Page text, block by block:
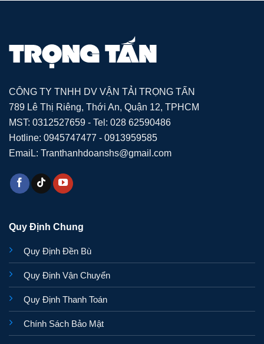
CÔNG TY TNHH DV VẬN TẢI TRỌNG TẤN
789 Lê Thị Riêng, Thới An, Quận 12, TPHCM
MST: 0312527659 - Tel: 028 62590486
Hotline: 0945747477 - 0913959585
EmaiL: Tranthanhdoanshs@gmail.com
Quy Định Chung
Quy Định Đền Bù
Quy Định Vận Chuyển
Quy Định Thanh Toán
Chính Sách Bảo Mật